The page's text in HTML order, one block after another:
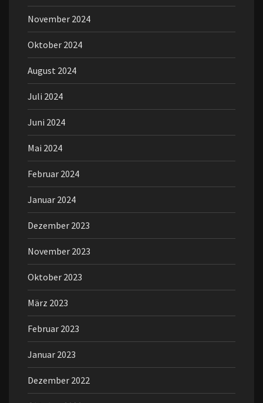
November 2024
Oktober 2024
August 2024
Juli 2024
Juni 2024
Mai 2024
Februar 2024
Januar 2024
Dezember 2023
November 2023
Oktober 2023
März 2023
Februar 2023
Januar 2023
Dezember 2022